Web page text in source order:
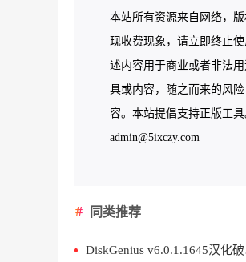
本站所有资源来自网络，
现收费现象，请立即终止
述内容用于商业或者非法
具或内容，随之而来的风
容。本站提倡支持正版工
admin@5ixczy.com
同类推荐
DiskGenius v6.0.1.1645汉化破解绿色版